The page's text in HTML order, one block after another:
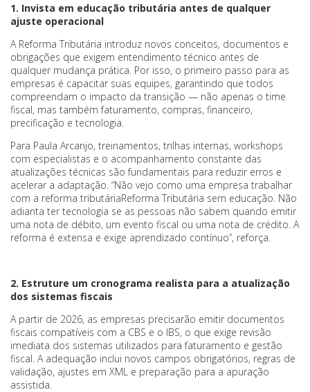
1. Invista em educação tributária antes de qualquer
ajuste operacional
A Reforma Tributária introduz novos conceitos, documentos e
obrigações que exigem entendimento técnico antes de
qualquer mudança prática. Por isso, o primeiro passo para as
empresas é capacitar suas equipes, garantindo que todos
compreendam o impacto da transição — não apenas o time
fiscal, mas também faturamento, compras, financeiro,
precificação e tecnologia.
Para Paula Arcanjo, treinamentos, trilhas internas, workshops
com especialistas e o acompanhamento constante das
atualizações técnicas são fundamentais para reduzir erros e
acelerar a adaptação. “Não vejo como uma empresa trabalhar
com a reforma tributáriaReforma Tributária sem educação. Não
adianta ter tecnologia se as pessoas não sabem quando emitir
uma nota de débito, um evento fiscal ou uma nota de crédito. A
reforma é extensa e exige aprendizado contínuo”, reforça.
2. Estruture um cronograma realista para a atualização
dos sistemas fiscais
A partir de 2026, as empresas precisarão emitir documentos
fiscais compatíveis com a CBS e o IBS, o que exige revisão
imediata dos sistemas utilizados para faturamento e gestão
fiscal. A adequação inclui novos campos obrigatórios, regras de
validação, ajustes em XML e preparação para a apuração
assistida.